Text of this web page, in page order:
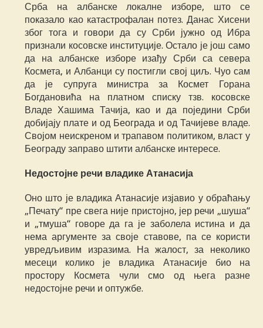
Срба на албанске локалне изборе, што се
показало као катастрофалан потез. Данас Хисени
због тога и говори да су Срби јужно од Ибра
признали косовске институције. Остало је још само
да на албанске изборе изађу Срби са севера
Космета, и Албанци су постигли свој циљ. Чуо сам
да је супруга министра за Космет Горана
Богдановића на платном списку тзв. косовске
Владе Хашима Тачија, као и да поједини Срби
добијају плате и од Београда и од Тачијеве владе.
Својом неискреном и трапавом политиком, власт у
Београду заправо штити албанске интересе.
Недостојне речи владике Атанасија
Оно што је владика Атанасије изјавио у обраћању
„Печату“ пре свега није пристојно, јер речи „шуша“
и „тмуша“ говоре да га је заболела истина и да
нема аргументе за своје ставове, па се користи
увредљивим изразима. На жалост, за неколико
месеци колико је владика Атанасије био на
простору Космета чули смо од њега разне
недостојне речи и оптужбе.